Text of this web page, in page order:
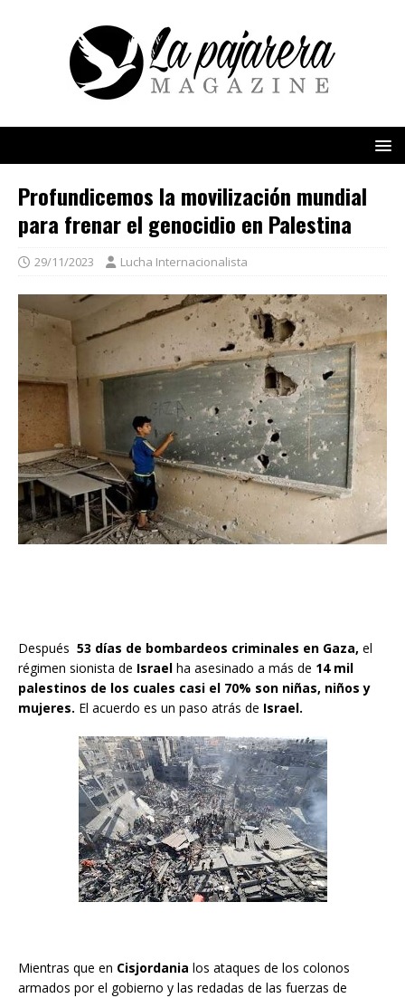
Profundicemos la movilización mundial
para frenar el genocidio en Palestina
29/11/2023 Lucha Internacionalista
Después 53 días de bombardeos criminales en Gaza, el
régimen sionista de Israel ha asesinado a más de 14 mil
palestinos de los cuales casi el 70% son niñas, niños y
mujeres. El acuerdo es un paso atrás de Israel.
Mientras que en Cisjordania los ataques de los colonos
armados por el gobierno y las redadas de las fuerzas de